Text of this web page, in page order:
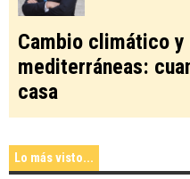
Cambio climático y
mediterráneas:
casa
Lo más visto...